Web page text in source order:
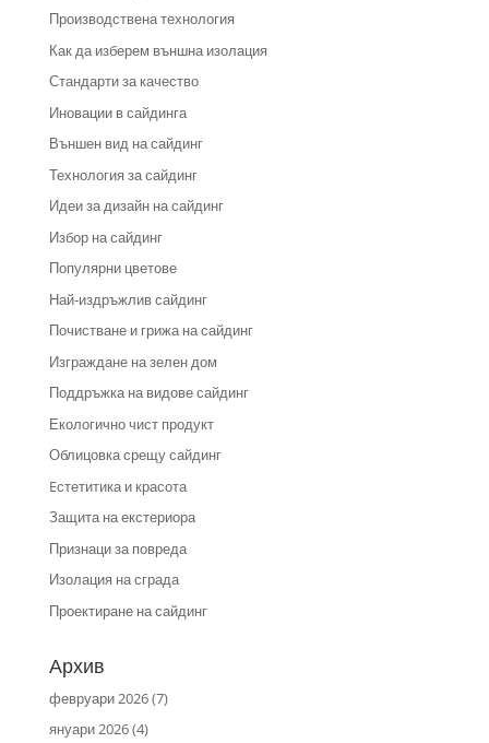
Производствена технология
Как да изберем външна изолация
Стандарти за качество
Иновации в сайдинга
Външен вид на сайдинг
Технология за сайдинг
Идеи за дизайн на сайдинг
Избор на сайдинг
Популярни цветове
Най-издръжлив сайдинг
Почистване и грижа на сайдинг
Изграждане на зелен дом
Поддръжка на видове сайдинг
Екологично чист продукт
Облицовка срещу сайдинг
Eстетитика и красота
Защита на екстериора
Признаци за повреда
Изолация на сграда
Проектиране на сайдинг
Архив
февруари 2026(7)
януари 2026(4)